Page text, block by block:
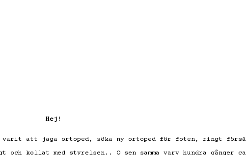
Hej!
varit att jaga ortoped, söka ny ortoped för foten, ringt
kollat med styrelsen.. O sen samma varv hundra gånger